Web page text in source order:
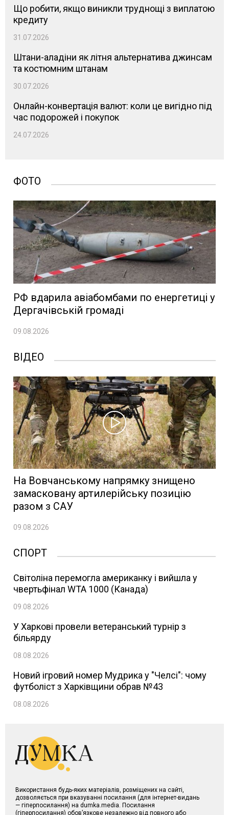
Що робити, якщо виникли труднощі з виплатою
кредиту
31.07.2026
Штани-аладіни як літня альтернатива джинсам
та костюмним штанам
30.07.2026
Онлайн-конвертація валют: коли це вигідно під
час подорожей і покупок
24.07.2026
ФОТО
РФ вдарила авіабомбами по енергетиці у
Дергачівській громаді
09.08.2026
ВІДЕО
На Вовчанському напрямку знищено
замасковану артилерійську позицію
разом з САУ
09.08.2026
СПОРТ
Світоліна перемогла американку і вийшла у
чвертьфінал WTA 1000 (Канада)
09.08.2026
У Харкові провели ветеранський турнір з
більярду
08.08.2026
Новий ігровий номер Мудрика у "Челсі": чому
футболіст з Харківщини обрав №43
08.08.2026
Використання будь-яких матеріалів, розміщених на сайті,
дозволяється при вказуванні посилання (для інтернет-видань
— гіперпосилання) на dumka.media. Посилання
(гіперпосилання) обов’язкове незалежно від повного або